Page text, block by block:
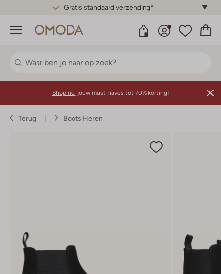
Gratis standaard verzending*
Menu
Shop nu: jouw must-haves tot 70% korting!
Terug Boots Heren